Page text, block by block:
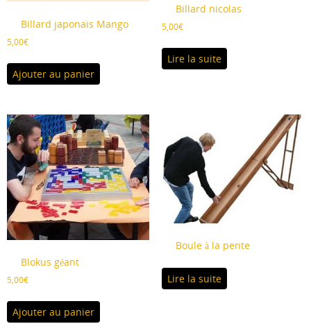
Billard japonais Mango
5,00€
Ajouter au panier
Billard nicolas
5,00€
Lire la suite
Blokus géant
5,00€
Ajouter au panier
Boule à la pente
Lire la suite